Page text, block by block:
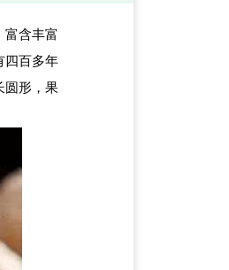
富含丰富
四百多年
圆形，果